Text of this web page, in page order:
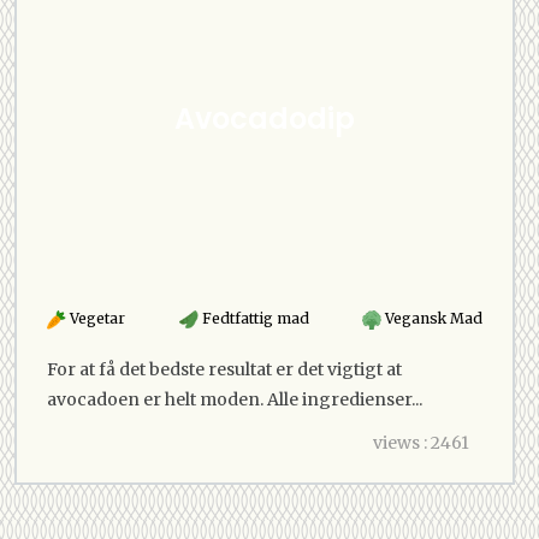
Vegetar Fedtfattig mad Vegansk Mad
For at få det bedste resultat er det vigtigt at
avocadoen er helt moden. Alle ingredienser...
views : 2461